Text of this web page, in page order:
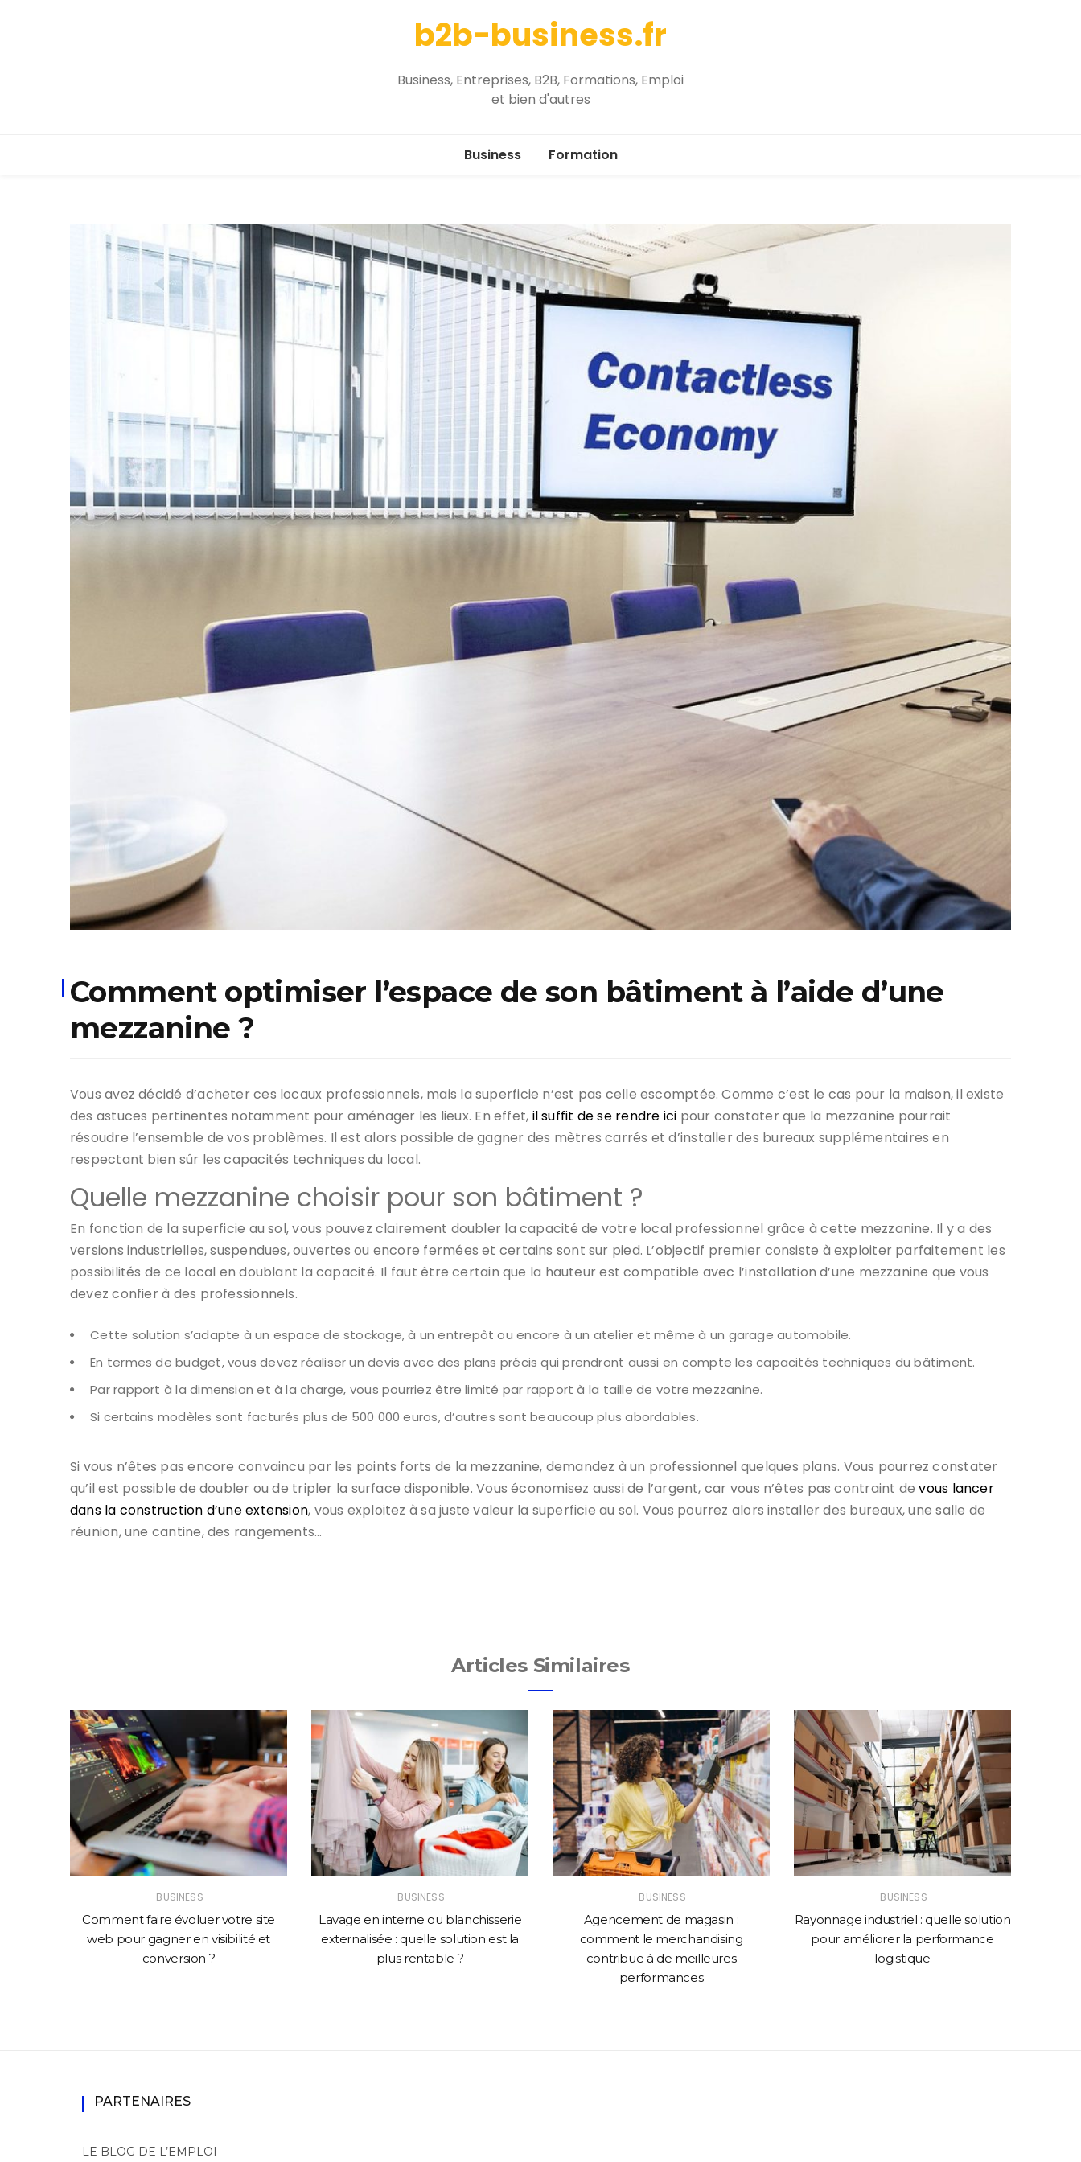
b2b-business.fr
Business, Entreprises, B2B, Formations, Emploi
et bien d'autres
Business Formation
Comment optimiser l’espace de son bâtiment à l’aide d’une
mezzanine ?
Vous avez décidé d’acheter ces locaux professionnels, mais la superficie n’est pas celle escomptée. Comme c’est le cas pour la maison, il existe
des astuces pertinentes notamment pour aménager les lieux. En effet, il suffit de se rendre ici pour constater que la mezzanine pourrait
résoudre l’ensemble de vos problèmes. Il est alors possible de gagner des mètres carrés et d’installer des bureaux supplémentaires en
respectant bien sûr les capacités techniques du local.
Quelle mezzanine choisir pour son bâtiment ?
En fonction de la superficie au sol, vous pouvez clairement doubler la capacité de votre local professionnel grâce à cette mezzanine. Il y a des
versions industrielles, suspendues, ouvertes ou encore fermées et certains sont sur pied. L’objectif premier consiste à exploiter parfaitement les
possibilités de ce local en doublant la capacité. Il faut être certain que la hauteur est compatible avec l’installation d’une mezzanine que vous
devez confier à des professionnels.
Cette solution s’adapte à un espace de stockage, à un entrepôt ou encore à un atelier et même à un garage automobile.
En termes de budget, vous devez réaliser un devis avec des plans précis qui prendront aussi en compte les capacités techniques du bâtiment.
Par rapport à la dimension et à la charge, vous pourriez être limité par rapport à la taille de votre mezzanine.
Si certains modèles sont facturés plus de 500 000 euros, d’autres sont beaucoup plus abordables.
Si vous n’êtes pas encore convaincu par les points forts de la mezzanine, demandez à un professionnel quelques plans. Vous pourrez constater
qu’il est possible de doubler ou de tripler la surface disponible. Vous économisez aussi de l’argent, car vous n’êtes pas contraint devous lancer
dans la construction d’une extension, vous exploitez à sa juste valeur la superficie au sol. Vous pourrez alors installer des bureaux, une salle de
réunion, une cantine, des rangements…
Articles Similaires
BUSINESS
Comment faire évoluer votre site
web pour gagner en visibilité et
conversion ?
BUSINESS
Lavage en interne ou blanchisserie
externalisée : quelle solution est la
plus rentable ?
BUSINESS
Agencement de magasin :
comment le merchandising
contribue à de meilleures
performances
BUSINESS
Rayonnage industriel : quelle solution
pour améliorer la performance
logistique
PARTENAIRES
LE BLOG DE L’EMPLOI